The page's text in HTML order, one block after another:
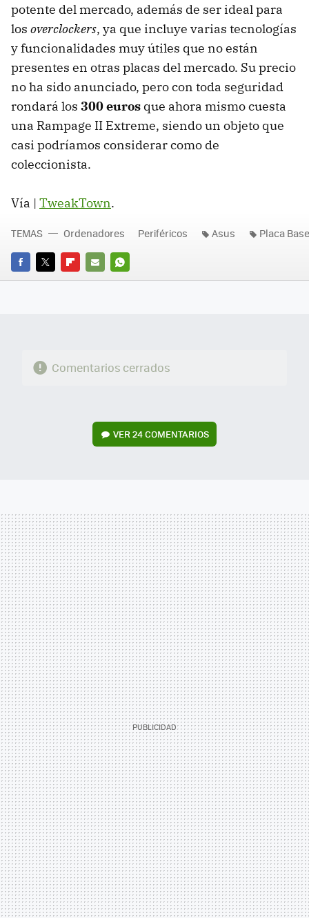
potente del mercado, además de ser ideal para
los overclockers, ya que incluye varias tecnologías
y funcionalidades muy útiles que no están
presentes en otras placas del mercado. Su precio
no ha sido anunciado, pero con toda seguridad
rondará los 300 euros que ahora mismo cuesta
una Rampage II Extreme, siendo un objeto que
casi podríamos considerar como de
coleccionista.
Vía | TweakTown.
FACEBOOK
TWITTERFLIPBOARD
E-
WHATSAPP
TEMAS Ordenadores Periféricos Asus Placa Base
Comentarios cerrados
VER24 COMENTARIOS